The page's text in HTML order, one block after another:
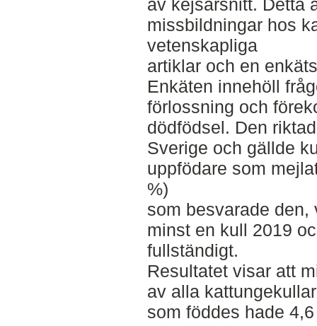
av kejsarsnitt. Detta
missbildningar hos
vetenskapliga
artiklar och en
Enkäten innehöll
förlossning och
dödfödsel. Den
Sverige och gällde
uppfödare som
%)
som besvarade den,
minst en kull 2019
fullständigt.
Resultatet visar att
av alla
som föddes hade